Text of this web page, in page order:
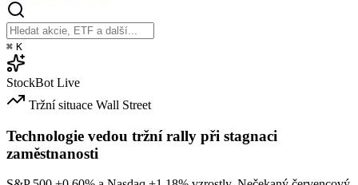
⌘ K
StockBot Live
Tržní situace Wall Street
Technologie vedou tržní rally při stagnaci
zaměstnanosti